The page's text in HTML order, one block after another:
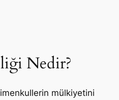
Nedir?
mülkiyetini